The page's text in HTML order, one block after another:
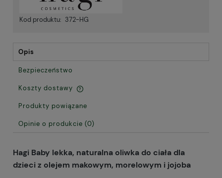
Kod produktu: 372-HG
Opis
Bezpieczeństwo
Koszty dostawy
Cena nie zawiera ewentualnych kosztów płatności
Produkty powiązane
Opinie o produkcie (0)
Hagi Baby lekka, naturalna oliwka do ciała dla
dzieci z olejem makowym, morelowym i jojoba